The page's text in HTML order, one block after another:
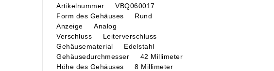
Artikelnummer VBQ060017
Form des Gehäuses Rund
Anzeige Analog
Verschluss Leiterverschluss
Gehäusematerial Edelstahl
Gehäusedurchmesser 42 Millimeter
Höhe des Gehäuses 8 Millimeter